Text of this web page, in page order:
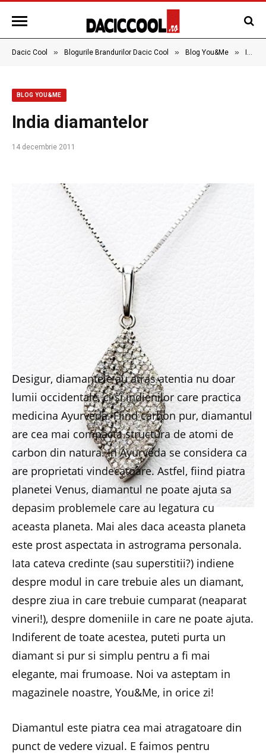
Dacic Cool » Blogurile Brandurilor Dacic Cool » Blog You&Me »
BLOG YOU&ME
India diamantelor
14 decembrie 2011
Desigur, diamantele au atras atentia nu doar
lumii occidentale, ci si indienilor care practica
medicina Ayurveda. Fiind carbon pur, diamantul
are cea mai compacta structura de atomi de
carbon din natura. In Ayurveda se considera ca
are proprietati vindecatoare. Astfel, fiind piatra
planetei Venus, diamantul ne poate ajuta sa
depasim problemele care au legatura cu
aceasta planeta. Mai ales daca aceasta planeta
este prost aspectata in astrograma personala.
Iata cateva credinte (sau superstitii?) indiene
despre modul in care trebuie ales un diamant,
despre ziua in care trebuie cumparat (neaparat
vineri!), despre domeniile in care ne poate ajuta.
Indiferent de toate acestea, puteti purta un
diamant si pur si simplu pentru a fi mai
elegante, mai frumoase. Noi va asteptam in
magazinele noastre, You&Me, in orice zi!
Diamantul este piatra cea mai atragatoare din
punct de vedere vizual. E faimos pentru